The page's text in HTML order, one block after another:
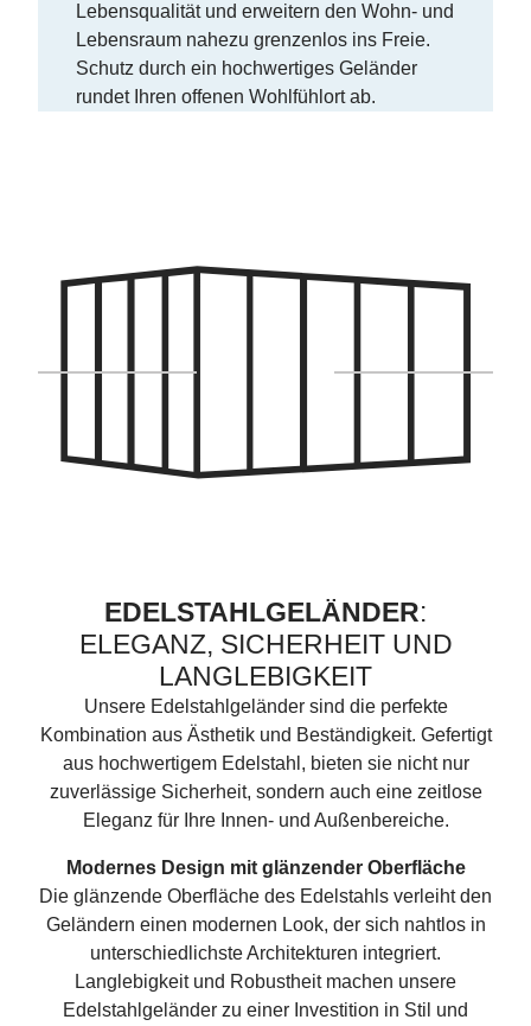
Lebensqualität und erweitern den Wohn- und
Lebensraum nahezu grenzenlos ins Freie.
Schutz durch ein hochwertiges Geländer
rundet Ihren offenen Wohlfühlort ab.
EDELSTAHLGELÄNDER:
ELEGANZ, SICHERHEIT UND
LANGLEBIGKEIT
Unsere Edelstahlgeländer sind die perfekte
Kombination aus Ästhetik und Beständigkeit. Gefertigt
aus hochwertigem Edelstahl, bieten sie nicht nur
zuverlässige Sicherheit, sondern auch eine zeitlose
Eleganz für Ihre Innen- und Außenbereiche.
Modernes Design mit glänzender Oberfläche
Die glänzende Oberfläche des Edelstahls verleiht den
Geländern einen modernen Look, der sich nahtlos in
unterschiedlichste Architekturen integriert.
Langlebigkeit und Robustheit machen unsere
Edelstahlgeländer zu einer Investition in Stil und